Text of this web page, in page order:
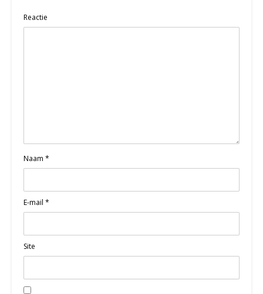
Reactie
Naam *
E-mail *
Site